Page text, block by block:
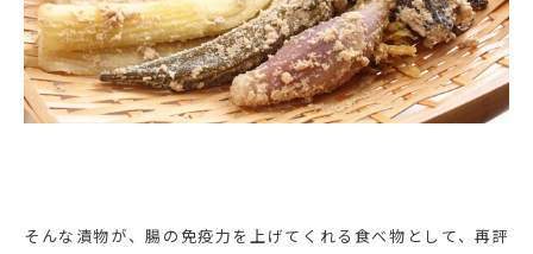
そんな漬物が、腸の免疫力を上げてくれる食べ物として、再評